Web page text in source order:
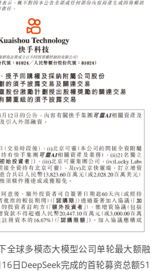
全球多模态大模型公司单轮最大额融
日DeepSeek完成的首轮募资总额51